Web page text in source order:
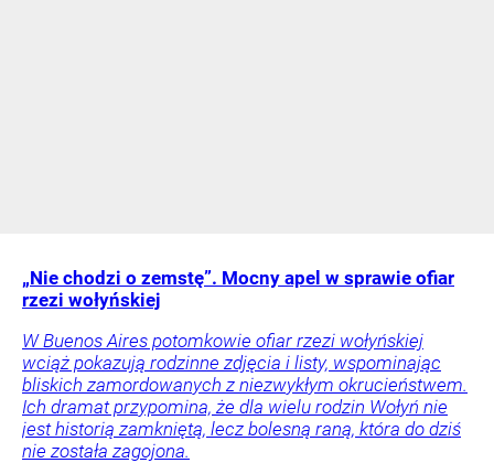
„Nie chodzi o zemstę”. Mocny apel w sprawie ofiar
rzezi wołyńskiej
W Buenos Aires potomkowie ofiar rzezi wołyńskiej
wciąż pokazują rodzinne zdjęcia i listy, wspominając
bliskich zamordowanych z niezwykłym okrucieństwem.
Ich dramat przypomina, że dla wielu rodzin Wołyń nie
jest historią zamkniętą, lecz bolesną raną, która do dziś
nie została zagojona.